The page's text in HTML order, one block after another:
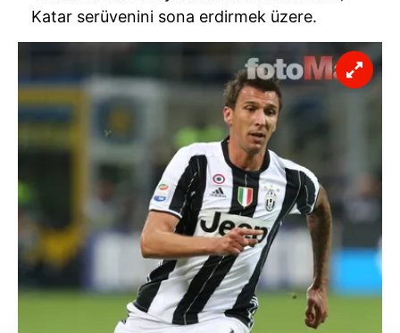
Katar serüvenini sona erdirmek üzere.